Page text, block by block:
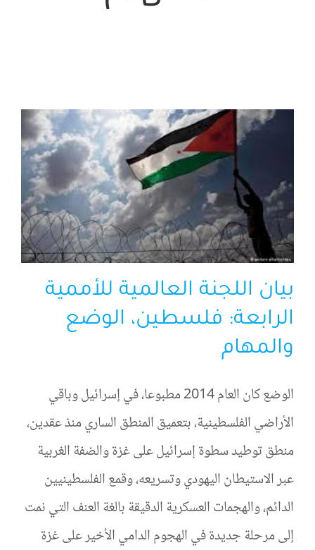
افتتاحية موقع المناضل-ة
روابط
بيان اللجنة العالمية للأممية
الرابعة: فلسطين، الوضع
والمهام
الوضع كان العام 2014 مطبوعا، في إسرائيل وباقي
الأراضي الفلسطينية، بتعميق المنطق الساري منذ عقدين،
منطق توطيد سطوة إسرائيل على غزة والضفة الغربية
عبر الاستيطان اليهودي وتسريعه، وقمع الفلسطينيين
الدائم، والهجمات العسكرية الدقيقة بالغة العنف التي نمت
إلى مرحلة جديدة في الهجوم الدامي الأخير على غزة